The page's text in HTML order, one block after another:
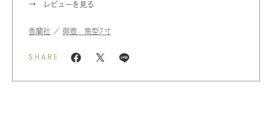
レビューを見る
香蘭社 ／ 御壺 筒型7寸
SHARE